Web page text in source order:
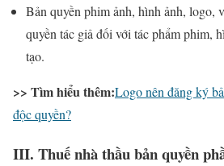
Bản quyền phim ảnh, hình ảnh, logo,
quyền tác giả đối với tác phẩm phim,
tạo.
>> Tìm hiểu thêm:Logo nên đăng ký
độc quyền?
III. Thuế nhà thầu bản quyền